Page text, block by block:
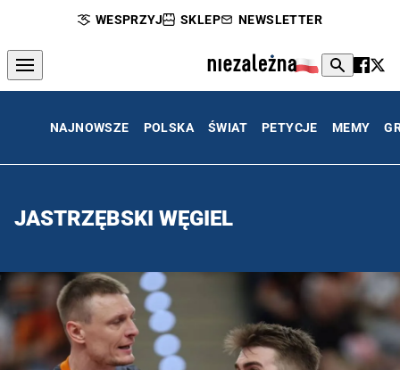
WESPRZYJ SKLEP NEWSLETTER
NAJNOWSZE POLSKA ŚWIAT PETYCJE MEMY
JASTRZĘBSKI WĘGIEL